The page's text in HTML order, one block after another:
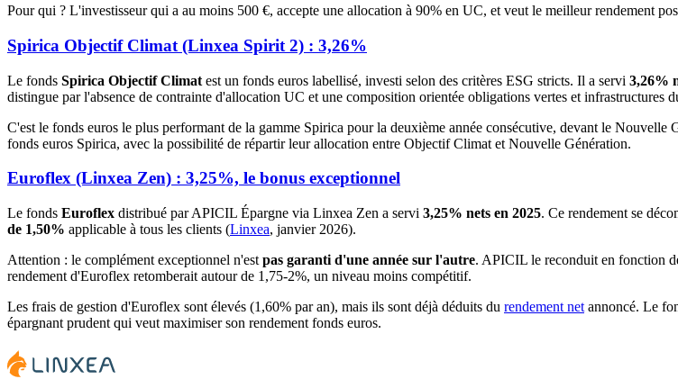
Pour qui ? L'investisseur qui a au moins 500 €, accepte une allocation à 90% en UC, et veut le meilleur rendement
Spirica Objectif Climat (Linxea Spirit 2) : 3,26%
Le fonds Spirica Objectif Climat est un fonds euros labellisé, investi selon des critères ESG stricts. Il a servi 3,26%
distingue par l'absence de contrainte d'allocation UC et une composition orientée obligations vertes et infrastructures
C'est le fonds euros le plus performant de la gamme Spirica pour la deuxième année consécutive, devant le
fonds euros Spirica, avec la possibilité de répartir leur allocation entre Objectif Climat et Nouvelle Génération.
Euroflex (Linxea Zen) : 3,25%, le bonus exceptionnel
Le fonds Euroflex distribué par APICIL Épargne via Linxea Zen a servi 3,25% nets en 2025. Ce rendement se
de 1,50% applicable à tous les clients (Linxea, janvier 2026).
Attention : le complément exceptionnel n'est pas garanti d'une année sur l'autre. APICIL le reconduit en fonction
rendement d'Euroflex retomberait autour de 1,75-2%, un niveau moins compétitif.
Les frais de gestion d'Euroflex sont élevés (1,60% par an), mais ils sont déjà déduits du rendement net annoncé. Le
épargnant prudent qui veut maximiser son rendement fonds euros.